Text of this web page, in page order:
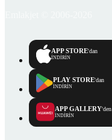
APP STORE'dan
İNDİRİN
PLAY STORE'dan
İNDİRİN
APP GALLERY'den
İNDİRİN